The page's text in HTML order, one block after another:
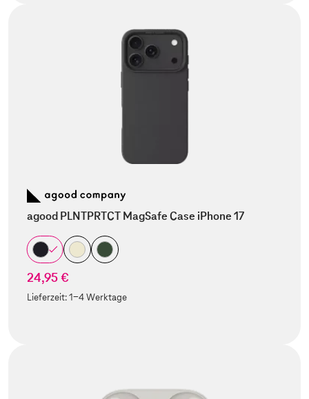
agood PLNTPRTCT MagSafe Case iPhone 17
24,95 €
Lieferzeit:1-4 Werktage